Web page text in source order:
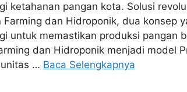
ketahanan pangan kota. Solusi
dan Hidroponik, dua konsep
untuk memastikan produksi pangan
dan Hidroponik menjadi model
… Baca Selengkapnya